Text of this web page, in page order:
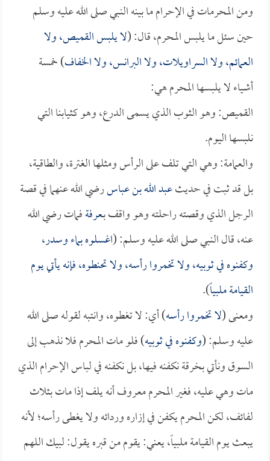
ومن المحرمات في الإحرام ما بينه النبي صلى الله عليه وسلم
حين سئل ما يلبس المحرم، قال: (لا يلبس القميص، ولا
العمائم، ولا السراويلات، ولا البرانس، ولا الخفاف) خمسة
أشياء لا يلبسها المحرم هي:
القميص: وهو الثوب الذي يسمى الدرع، وهو كثيابنا التي
نلبسها اليوم.
والعمامة: وهي التي تلف على الرأس ومثلها الغترة، والطاقية،
بل قد ثبت في حديثعبد الله بن عباسرضي الله عنهما في قصة
الرجل الذي وقصته راحلته وهو واقف بـعرفةفمات رضي الله
عنه، قال النبي صلى الله عليه وسلم: (اغسلوه بماء وسدر،
وكفنوه في ثوبيه، ولا تخمروا رأسه، ولا تحنطوه، فإنه يأتي يوم
القيامة ملبياً).
ومعنى (لا تخمروا رأسه) أي: لا تغطوه، وانتبه لقوله صلى الله
عليه وسلم: (وكفنوه في ثوبيه) فلو مات المحرم فلا نذهب إلى
السوق ونأتي بخرقة نكفنه فيها، بل نكفنه في لباس الإحرام الذي
مات وهي عليه، فغير المحرم معروف أنه يلف إذا مات بثلاث
لفائف، لكن المحرم يكفن في إزاره وردائه ولا يغطى رأسه؛ لأنه
يبعث يوم القيامة ملبياً، يعني: يقوم من قبره يقول: لبيك اللهم